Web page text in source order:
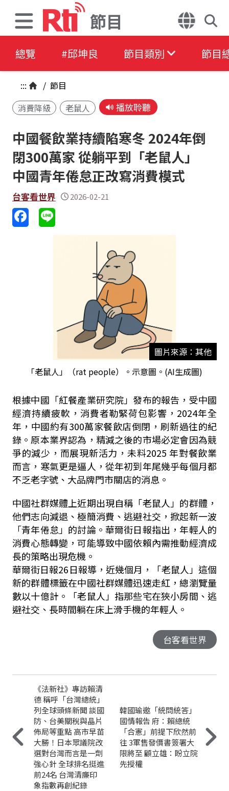
節目
總覽 #邱坤良 節目類別 節目
::: / 節目
消費降級
老鼠人 播放聆聽
中國餐飲業持續陷寒冬 2024年倒
閉300萬家 從躺平到「老鼠人」
中國青年倦怠正改寫消費模式
台客看世界 2026-02-21
圖片來源：其他
「老鼠人」（rat people）。示意圖。(AI生成圖)
根據中國「紅餐產業研究院」發布的報告，受中國
經濟持續疲軟，消費者勒緊荷包影響，2024年全
年，中國約有300萬家餐飲店倒閉，刷新過往的紀
錄。原本業界認為，精減之後的市場必定會因為競
爭的減少，而展現新活力，未料2025 年對餐飲業
而言，寒氣更是逼人，從年初到年尾幾乎每個月都
不乏老字號、大品牌門市關店的消息。
中國社群媒體上近期出現自稱「老鼠人」的群體，
他們志向減退、極簡消費、逃避社交，掀起新一波
「青年倦怠」的討論。華爾街日報指出，年輕人的
消費心態轉變，可能導致中國依賴內需推動經濟成
長的策略出現危機。
華爾街日報26日報導，近幾個月，「老鼠人」這個
新的群體標籤在中國社群媒體迅速走紅，總瀏覽量
數以十億計。「老鼠人」指那些宅在狹小房間、逃
避社交、長時間躺在床上滑手機的年輕人。
台客看世界
《法新社》專訪賴清
德 稱呼「台灣總統」
列全球頭條新聞 談國
防、台美關稅與晶片
佈局等重點 高市早苗
大勝！日本眾議院改
選對台灣而言是一劑
強心針 全球排名挺進
前24名 台灣清廉印
象指數再創紀錄
韓國瑜邀「統問統答」
國情報告 府：賴總統
「合憲」前提下欣然前
往 3軍售發價書簽署大
限將至 顧立雄：盼立院
先授權